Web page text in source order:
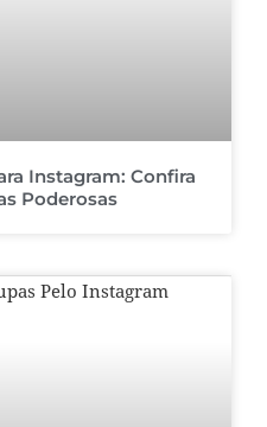
Instagram: Confira
Poderosas